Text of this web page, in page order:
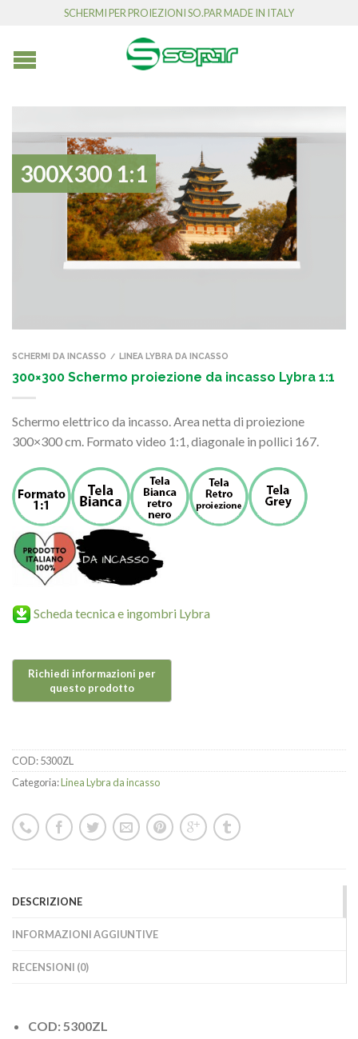
SCHERMI PER PROIEZIONI SO.PAR MADE IN ITALY
300X300 1:1
SCHERMI DA INCASSO / LINEA LYBRA DA INCASSO
300×300 Schermo proiezione da incasso Lybra 1:1
Schermo elettrico da incasso. Area netta di proiezione
300×300 cm. Formato video 1:1, diagonale in pollici 167.
Scheda tecnica e ingombri Lybra
COD:5300ZL
Categoria:Linea Lybra da incasso
DESCRIZIONE
INFORMAZIONI AGGIUNTIVE
RECENSIONI (0)
COD: 5300ZL